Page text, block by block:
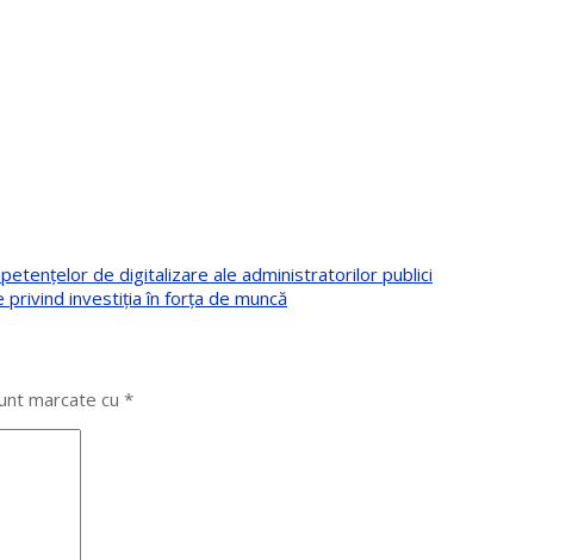
de digitalizare ale administratorilor publici
privind investiția în forța de muncă
marcate cu *